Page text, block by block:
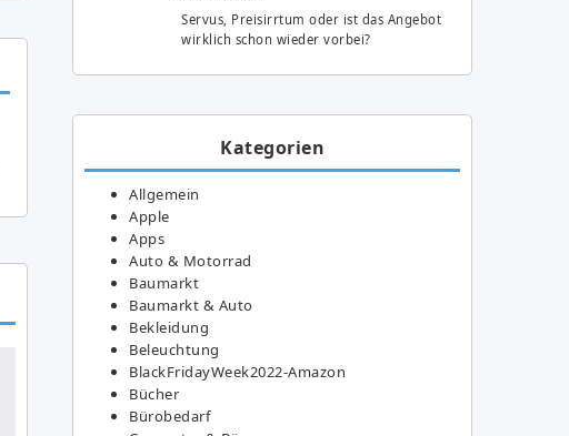
Servus, Preisirrtum oder ist das Angebot
wirklich schon wieder vorbei?
Kategorien
Allgemein
Apple
Apps
Auto & Motorrad
Baumarkt
Baumarkt & Auto
Bekleidung
Beleuchtung
BlackFridayWeek2022-Amazon
Bücher
Bürobedarf